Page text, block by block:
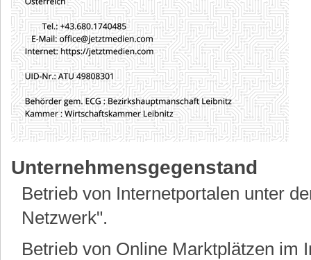
Unternehmensgegenstand
Betrieb von Internetportalen unter
Netzwerk".
Betrieb von Online Marktplätzen im